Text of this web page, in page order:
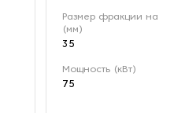
Размер фракции на
(мм)
35
Мощность (кВт)
75